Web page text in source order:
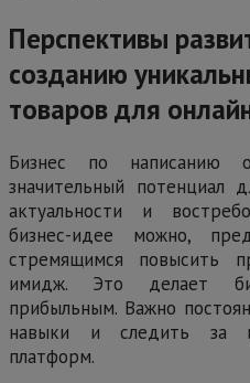
Перспективы
созданию
товаров для
Бизнес по написанию
значительный потенциал
актуальности и
бизнес-идее можно,
стремящимся повысить
имидж. Это делает
прибыльным. Важно
навыки и следить за
платформ.